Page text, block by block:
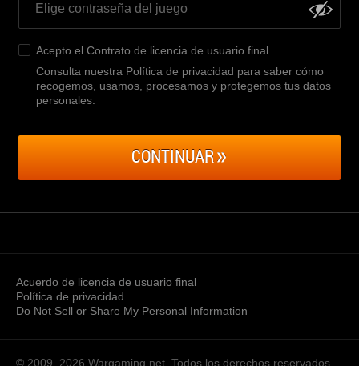
Acepto el Contrato de licencia de usuario final
Consulta nuestra Política de privacidad para saber cómo
recogemos, usamos, procesamos y protegemos tus datos
personales
CONTINUAR
Acuerdo de licencia de usuario final
Política de privacidad
Do Not Sell or Share My Personal Information
© 2009–2026 Wargaming.net. Todos los derechos reservados.